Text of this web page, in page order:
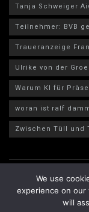
Tanja Schweiger
Teilnehmer: BVB
Traueranzeige
Ulrike von der
Warum KI für
woran ist ralf
Zwischen Tüll und
We use
experience on
will